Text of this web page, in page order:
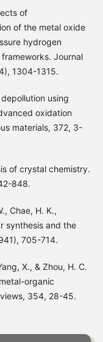
of
of the metal oxide
hydrogen
Journal
1304-1315.
using
oxidation
materials, 372, 3-
of crystal chemistry.
848.
Chae, H. K.,
synthesis and the
705-714.
X., & Zhou, H. C.
organic
354, 28-45.